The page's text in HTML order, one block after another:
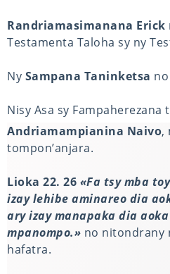
Randriamasimanana Erick
Testamenta Taloha sy ny
Ny Sampana Taninketsa
Nisy Asa sy
FOTOANA HO AN’NY ANKIZY
Andriamampianina Naivo,
tompon’anjara.
Lioka 22. 26 «Fa tsy mba
izay lehibe aminareo dia
ary izay manapaka dia
mpanompo.» no nitondrany
hafatra.